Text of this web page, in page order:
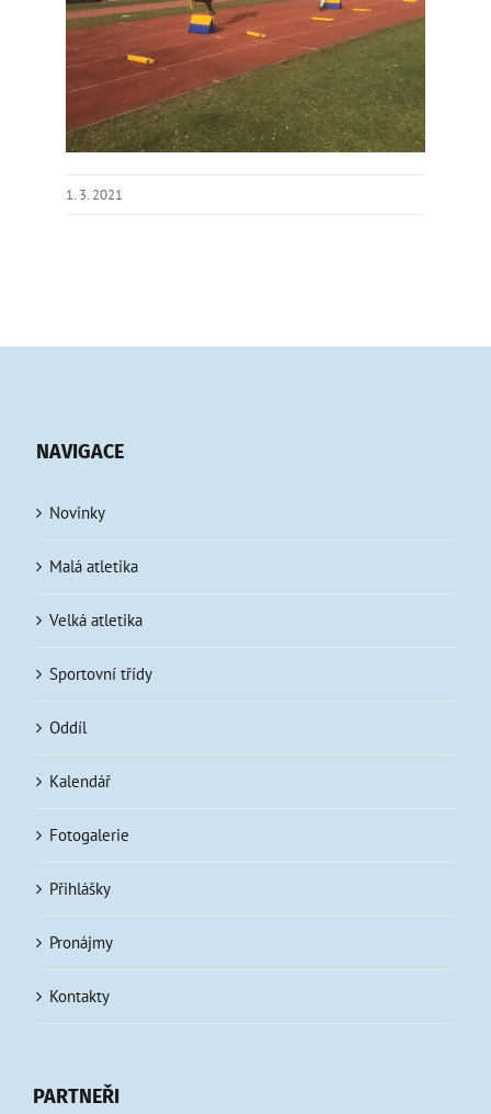
1. 3. 2021
NAVIGACE
Novinky
Malá atletika
Velká atletika
Sportovní třídy
Oddíl
Kalendář
Fotogalerie
Přihlášky
Pronájmy
Kontakty
PARTNEŘI